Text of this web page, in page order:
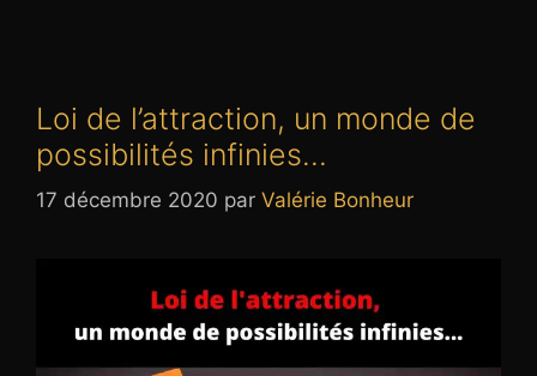
Loi de l’attraction, un monde de
possibilités infinies…
17 décembre 2020 par Valérie Bonheur